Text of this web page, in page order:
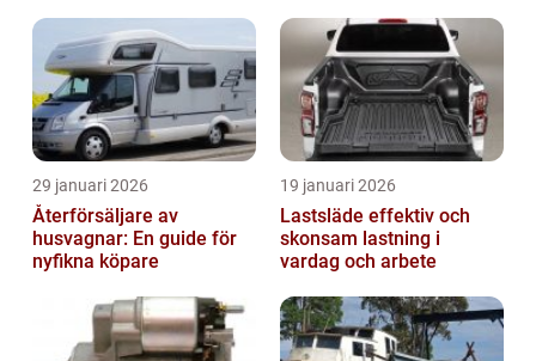
29 januari 2026
Återförsäljare av
husvagnar: En guide för
nyfikna köpare
19 januari 2026
Lastsläde effektiv och
skonsam lastning i
vardag och arbete